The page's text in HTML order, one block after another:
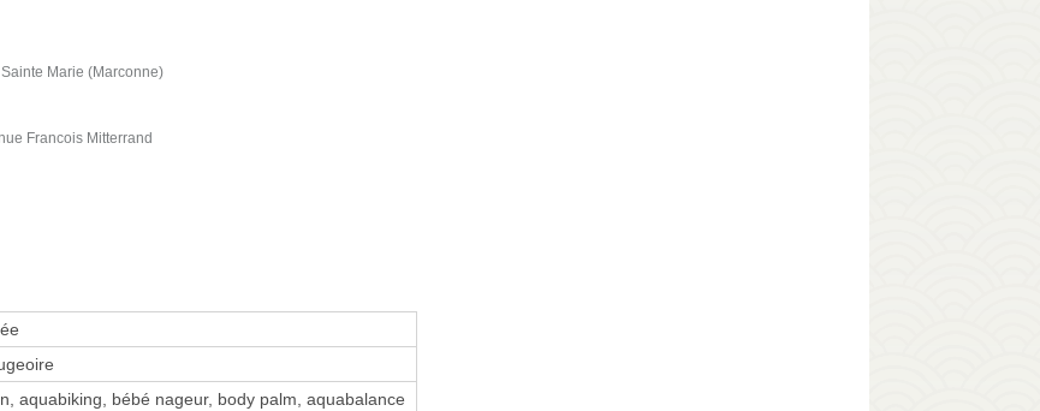
Marie (Marconne)
Francois Mitterrand
aquabiking, bébé nageur, body palm, aquabalance